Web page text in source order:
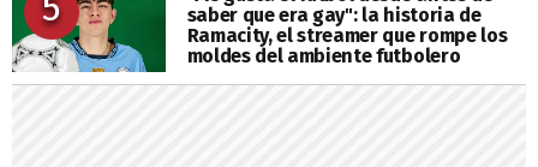
saber que era gay": la historia de
Ramacity, el streamer que rompe los
moldes del ambiente futbolero